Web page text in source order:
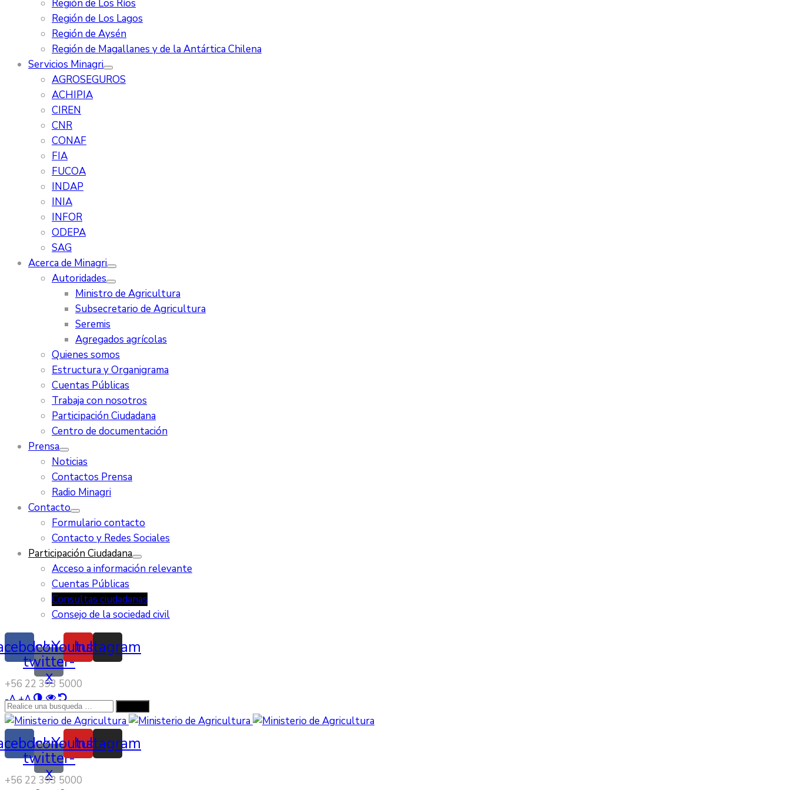
Región de Los Ríos
Región de Los Lagos
Región de Aysén
Región de Magallanes y de la Antártica Chilena
Servicios Minagri
AGROSEGUROS
ACHIPIA
CIREN
CNR
CONAF
FIA
FUCOA
INDAP
INIA
INFOR
ODEPA
SAG
Acerca de Minagri
Autoridades
Ministro de Agricultura
Subsecretario de Agricultura
Seremis
Agregados agrícolas
Quienes somos
Estructura y Organigrama
Cuentas Públicas
Trabaja con nosotros
Participación Ciudadana
Centro de documentación
Prensa
Noticias
Contactos Prensa
Radio Minagri
Contacto
Formulario contacto
Contacto y Redes Sociales
Participación Ciudadana
Acceso a información relevante
Cuentas Públicas
Consultas ciudadanas
Consejo de la sociedad civil
Icon-
twitter-
x
Youtube
Instagram
‭+56 22 393 5000‬
-A+A
Icon-
twitter-
x
Youtube
Instagram
‭+56 22 393 5000‬